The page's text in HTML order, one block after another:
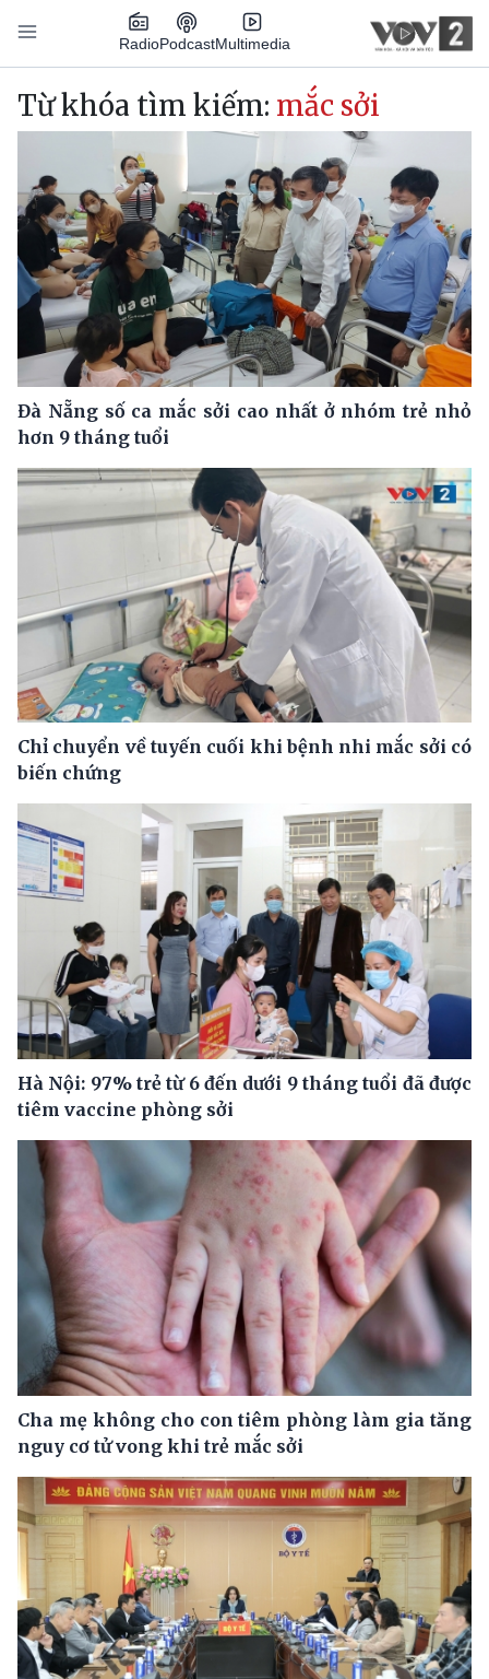
Nhảy đến nội dung
RadioPodcastMultimedia
Main navigation
Từ khóa tìm kiếm: mắc sởi
Đà Nẵng số ca mắc sởi cao nhất ở nhóm trẻ nhỏ
hơn 9 tháng tuổi
Chỉ chuyển về tuyến cuối khi bệnh nhi mắc sởi có
biến chứng
Hà Nội: 97% trẻ từ 6 đến dưới 9 tháng tuổi đã được
tiêm vaccine phòng sởi
Cha mẹ không cho con tiêm phòng làm gia tăng
nguy cơ tử vong khi trẻ mắc sởi